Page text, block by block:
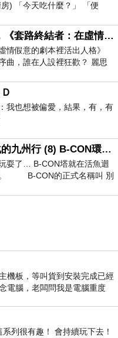
) 「今天吃什麼？」 「便
」 每天都在選擇
和AI 共創小說，《套路終結者：在虛情假意的劇本裡活出人格》
情假意的劇本裡活出人格》
曲，誰在人設裡狂歡？ 麗思
房內，燈光昏
我也想被偏愛，結果，有，有
計畫趕不上變化的九州行 (8) B-CON環球塔
耍了… B-CON塔就在活魚迴
。 B-CON的正式名稱叫 別
機板，等叫貨到安裝完成已經
電腦，老闆問我是電腦重度
列很有趣！ 會持續玩下去！